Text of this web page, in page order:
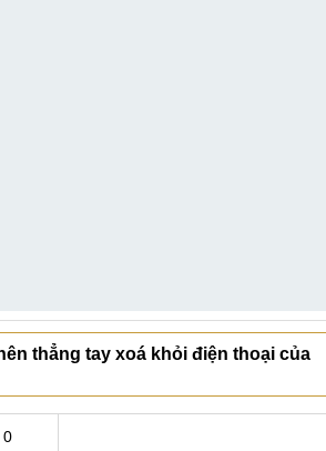
thẳng tay xoá khỏi điện thoại của
0